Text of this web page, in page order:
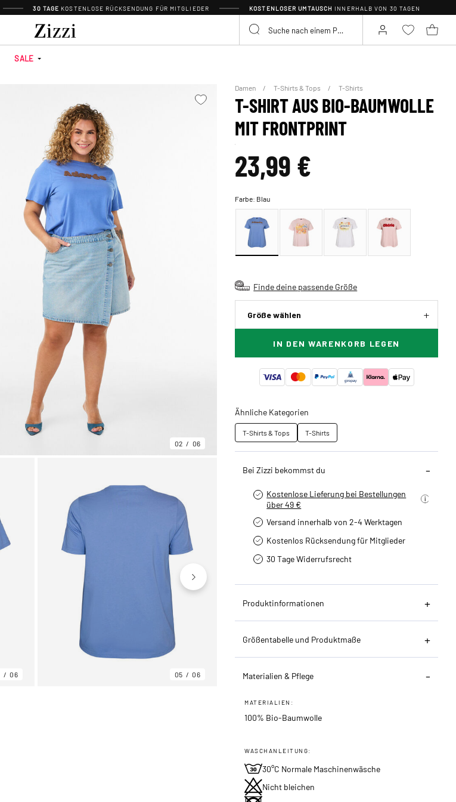
30 TAGE KOSTENLOSE RÜCKSENDUNG FÜR MITGLIEDER KOSTENLOSER UMTAUSCH INNERHALB VON 30 TAGEN
SALE
02 06
06 05 06
Damen T-Shirts & Tops T-Shirts
T-SHIRT AUS BIO-BAUMWOLLE
MIT FRONTPRINT
23,99 €
Farbe: Blau
Finde deine passende Größe
Größe wählen
IN DEN WARENKORB LEGEN
Ähnliche Kategorien
T-Shirts & Tops T-Shirts
Bei Zizzi bekommst du
Kostenlose Lieferung bei Bestellungen
über 49 €
Versand innerhalb von 2-4 Werktagen
Kostenlos Rücksendung für Mitglieder
30 Tage Widerrufsrecht
Produktinformationen
Größentabelle und Produktmaße
Materialien & Pflege
MATERIALIEN:
100% Bio-Baumwolle
WASCHANLEITUNG:
30°C Normale Maschinenwäsche
Nicht bleichen